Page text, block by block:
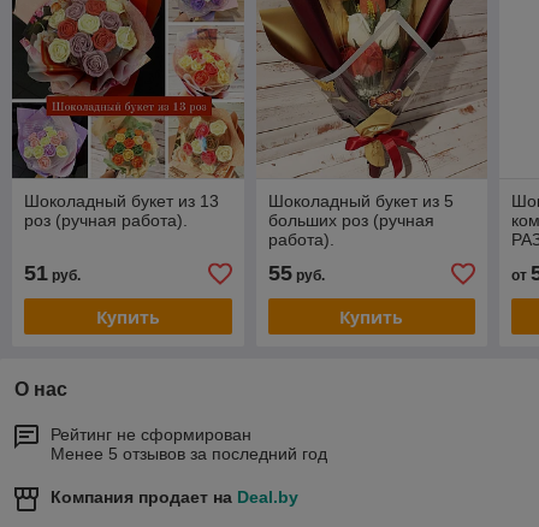
Шоколадный букет из 13
роз (ручная работа).
51 руб.
Купить
Шоколадный букет из 5
больших роз (ручная
работа).
55руб.
Купить
от
О нас
Рейтинг не сформирован
Менее 5 отзывов за последний год
Компания продает на Deal.by